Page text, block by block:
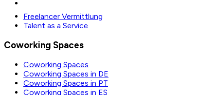
Freelancer Vermittlung
Talent as a Service
Coworking Spaces
Coworking Spaces
Coworking Spaces in DE
Coworking Spaces in PT
Coworking Spaces in ES